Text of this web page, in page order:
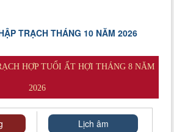
TRẠCH THÁNG 10 NĂM 2026
HỢP TUỔI ẤT HỢI THÁNG 8 NĂM
2026
Lịch âm